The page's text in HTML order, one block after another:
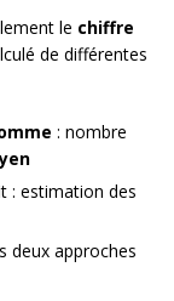
le chiffre
de différentes
: nombre
: estimation des
deux approches